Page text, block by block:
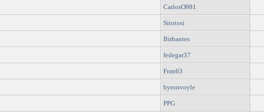
CarlosO981
Sitotosi
Birbantes
fedegar37
Fran63
byronvoyle
PPG